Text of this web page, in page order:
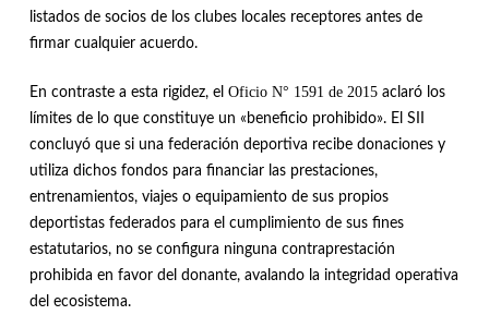
listados de socios de los clubes locales receptores antes de
firmar cualquier acuerdo.
En contraste a esta rigidez, el Oficio N° 1591 de 2015aclaró los
límites de lo que constituye un «beneficio prohibido». El SII
concluyó que si una federación deportiva recibe donaciones y
utiliza dichos fondos para financiar las prestaciones,
entrenamientos, viajes o equipamiento de sus propios
deportistas federados para el cumplimiento de sus fines
estatutarios, no se configura ninguna contraprestación
prohibida en favor del donante, avalando la integridad operativa
del ecosistema.